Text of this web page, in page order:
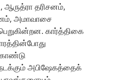
ஆருத்ரா தரிசனம்,
அமாவாசை
கார்த்திகை
அபிஷேகத்தைக்